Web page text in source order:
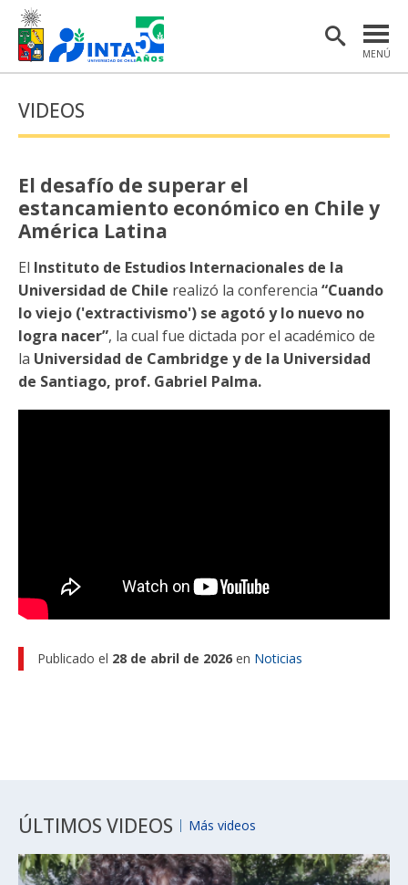
MENÚ
INSTITUTO
INVESTIGACIÓN
EXTENSIÓN Y COMUNICACIONES
MATERIAL DE INTERÉS
ENGLISH
Estudiantes
Académicas/os
Funcionarias/os
VIDEOS
El desafío de superar el
estancamiento económico en Chile y
América Latina
El Instituto de Estudios Internacionales de la
Universidad de Chile realizó la conferencia “Cuando
lo viejo ('extractivismo') se agotó y lo nuevo no
logra nacer”, la cual fue dictada por el académico de
la Universidad de Cambridge y de la Universidad
de Santiago, prof. Gabriel Palma.
Publicado el 28 de abril de 2026 en Noticias
ÚLTIMOS VIDEOS Más videos